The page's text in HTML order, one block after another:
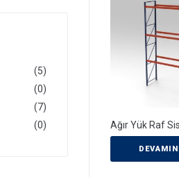
Ağır Yük Raf
(5)
(0)
(7)
(0)